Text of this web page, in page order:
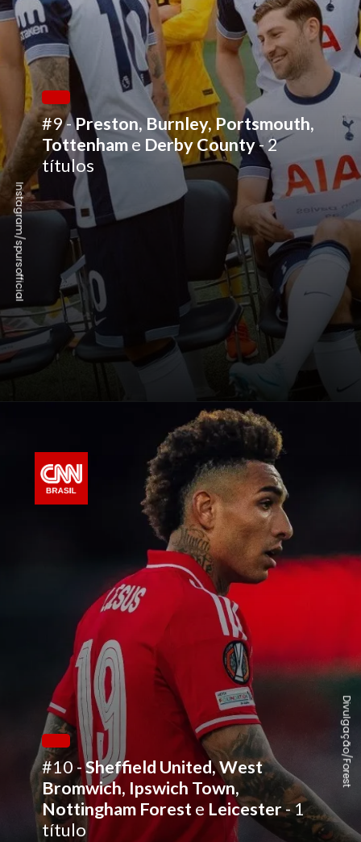
#9 -Preston, Burnley, Portsmouth,
Tottenhame Derby County- 2
títulos
Instagram/spursofficial
#10 -Sheffield United, West
Bromwich, Ipswich Town,
Nottingham Forest e Leicester- 1
título
Divulgação/Forest